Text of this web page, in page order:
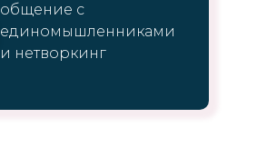
общение с
единомышленниками
и нетворкинг